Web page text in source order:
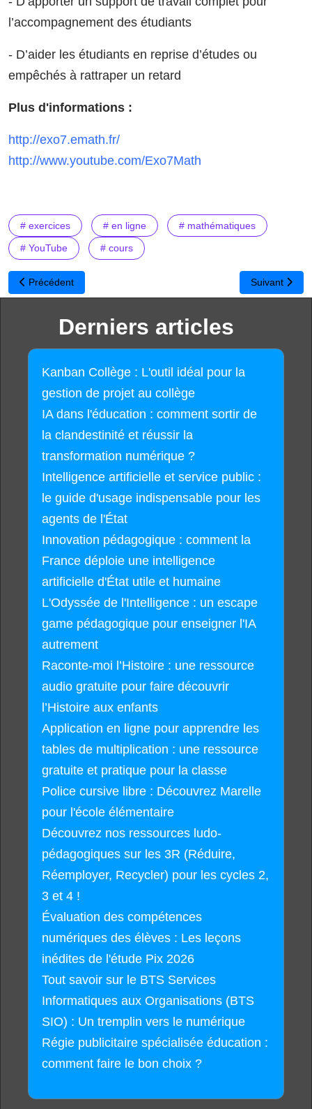
l’accompagnement des étudiants
- D’aider les étudiants en reprise d’études ou
empêchés à rattraper un retard
Plus d'informations :
http://exo7.emath.fr/
http://www.youtube.com/Exo7Math
# exercices # en ligne # mathématiques
# YouTube # cours
Article précédent : SACoche : L'évaluation en ligne des
Précédent Article
Suivant
Derniers articles
Kanban Collège : L'outil idéal pour la
gestion de projet au collège
IA dans l'éducation : comment sortir de
la clandestinité et réussir la
transformation numérique ?
Intelligence artificielle et service public :
le guide d'usage indispensable pour les
agents de l'État
Innovation pédagogique : comment la
France déploie une intelligence
artificielle d'État utile et humaine
L'Odyssée de l'Intelligence : un escape
game pédagogique pour enseigner l'IA
autrement
Raconte-moi l’Histoire : une ressource
audio gratuite pour faire découvrir
l’Histoire aux enfants
Application en ligne pour apprendre les
tables de multiplication : une ressource
gratuite et pratique pour la classe
Police cursive libre : Découvrez Marelle
pour l'école élémentaire
Découvrez nos ressources ludo-
pédagogiques sur les 3R (Réduire,
Réemployer, Recycler) pour les cycles 2,
3 et 4 !
Évaluation des compétences
numériques des élèves : Les leçons
inédites de l'étude Pix 2026
Tout savoir sur le BTS Services
Informatiques aux Organisations (BTS
SIO) : Un tremplin vers le numérique
Régie publicitaire spécialisée éducation :
comment faire le bon choix ?